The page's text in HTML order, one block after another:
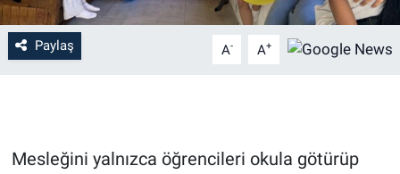
Paylaş A- A+
Mesleğini yalnızca öğrencileri okula götürüp